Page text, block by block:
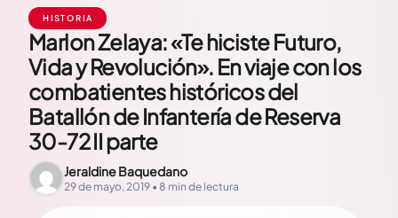
HISTORIA
Marlon Zelaya: «Te hiciste Futuro,
Vida y Revolución». En viaje con los
combatientes históricos del
Batallón de Infantería de Reserva
30-72 II parte
Jeraldine Baquedano
29 de mayo, 2019 • 8 min de lectura